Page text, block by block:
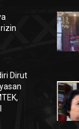
Dirut